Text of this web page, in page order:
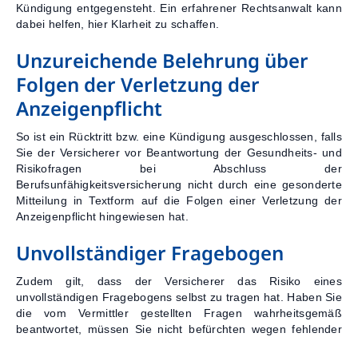
Kündigung entgegensteht. Ein erfahrener Rechtsanwalt kann
dabei helfen, hier Klarheit zu schaffen.
Unzureichende Belehrung über
Folgen der Verletzung der
Anzeigenpflicht
So ist ein Rücktritt bzw. eine Kündigung ausgeschlossen, falls
Sie der Versicherer vor Beantwortung der Gesundheits- und
Risikofragen bei Abschluss der
Berufsunfähigkeitsversicherung nicht durch eine gesonderte
Mitteilung in Textform auf die Folgen einer Verletzung der
Anzeigenpflicht hingewiesen hat.
Unvollständiger Fragebogen
Zudem gilt, dass der Versicherer das Risiko eines
unvollständigen Fragebogens selbst zu tragen hat. Haben Sie
die vom Vermittler gestellten Fragen wahrheitsgemäß
beantwortet, müssen Sie nicht befürchten wegen fehlender